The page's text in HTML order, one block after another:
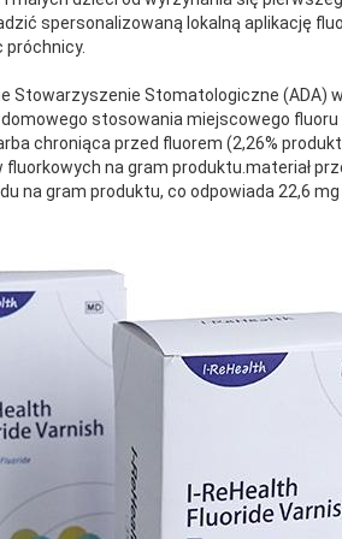
spersonalizowaną lokalną aplikację
próchnicy.
Stowarzyszenie Stomatologiczne (ADA)
stosowania miejscowego
chroniąca przed fluorem (2,26%
fluorkowych na gram produktu.materiał
na gram produktu, co odpowiada 22,6